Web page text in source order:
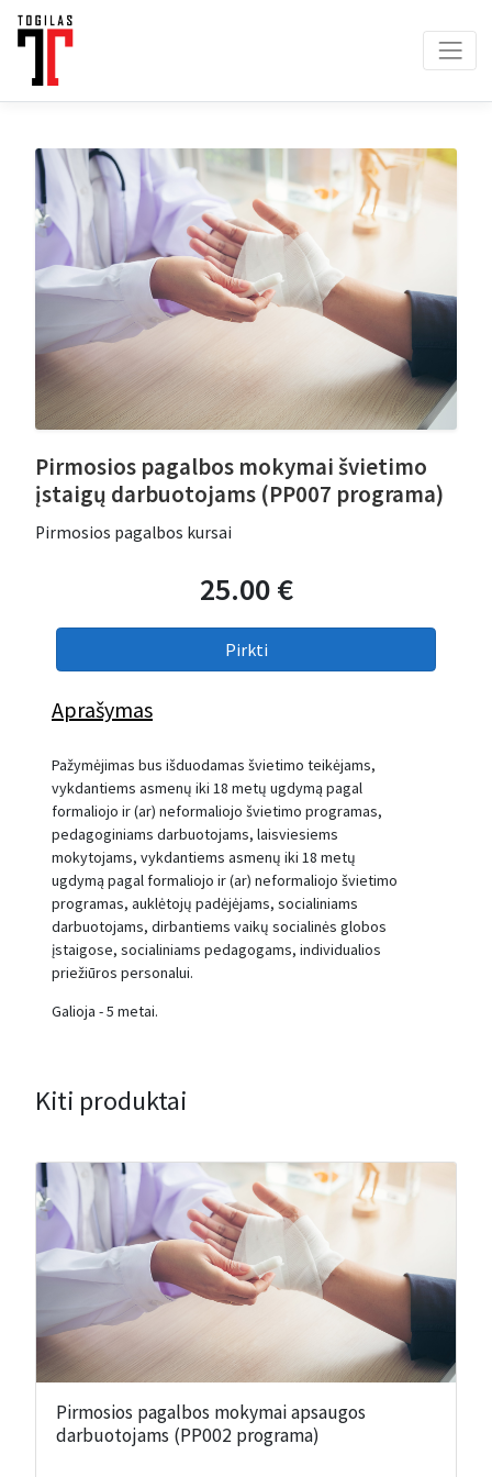
Pirmosios pagalbos mokymai švietimo
įstaigų darbuotojams (PP007 programa)
Pirmosios pagalbos kursai
25.00 €
Aprašymas
Pažymėjimas bus išduodamas švietimo teikėjams,
vykdantiems asmenų iki 18 metų ugdymą pagal
formaliojo ir (ar) neformaliojo švietimo programas,
pedagoginiams darbuotojams, laisviesiems
mokytojams, vykdantiems asmenų iki 18 metų
ugdymą pagal formaliojo ir (ar) neformaliojo švietimo
programas, auklėtojų padėjėjams, socialiniams
darbuotojams, dirbantiems vaikų socialinės globos
įstaigose, socialiniams pedagogams, individualios
priežiūros personalui.
Galioja - 5 metai.
Kiti produktai
Pirmosios pagalbos mokymai apsaugos
darbuotojams (PP002 programa)